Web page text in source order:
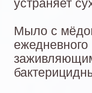
устраняет
Мыло с